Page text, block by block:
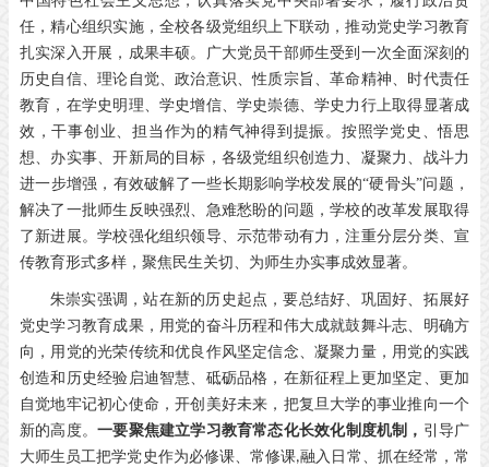
任，精心组织实施，全校各级党组织上下联动，推动党史学习教育
扎实深入开展，成果丰硕。广大党员干部师生受到一次全面深刻的
历史自信、理论自觉、政治意识、性质宗旨、革命精神、时代责任
教育，在学史明理、学史增信、学史崇德、学史力行上取得显著成
效，干事创业、担当作为的精气神得到提振。按照学党史、悟思
想、办实事、开新局的目标，各级党组织创造力、凝聚力、战斗力
进一步增强，有效破解了一些长期影响学校发展的“硬骨头”问题，
解决了一批师生反映强烈、急难愁盼的问题，学校的改革发展取得
了新进展。学校强化组织领导、示范带动有力，注重分层分类、宣
传教育形式多样，聚焦民生关切、为师生办实事成效显著。
朱崇实强调，站在新的历史起点，要总结好、巩固好、拓展好
党史学习教育成果，用党的奋斗历程和伟大成就鼓舞斗志、明确方
向，用党的光荣传统和优良作风坚定信念、凝聚力量，用党的实践
创造和历史经验启迪智慧、砥砺品格，在新征程上更加坚定、更加
自觉地牢记初心使命，开创美好未来，把复旦大学的事业推向一个
新的高度。一要聚焦建立学习教育常态化长效化制度机制， 引导广
大师生员工把学党史作为必修课、常修课,融入日常、抓在经常，常